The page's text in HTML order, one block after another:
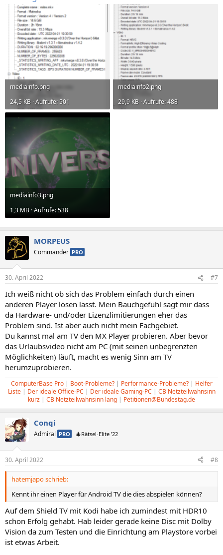
mediainfo.png
24,5 KB · Aufrufe: 501
mediainfo2.png
29,9 KB · Aufrufe: 488
mediainfo3.png
1,3 MB · Aufrufe: 538
MORPEUS
Commander PRO
30. April 2022 #7
Ich weiß nicht ob sich das Problem einfach durch einen
anderen Player lösen lässt. Mein Bauchgefühl sagt mir dass
da Hardware- und/oder Lizenzlimitierungen eher das
Problem sind. Ist aber auch nicht mein Fachgebiet.
Du kannst mal am TV den MX Player probieren. Aber bevor
das Urlaubsvideo nicht am PC (mit seinen unbegrenzten
Möglichkeiten) läuft, macht es wenig Sinn am TV
herumzuprobieren.
ComputerBase Pro| Boot-Probleme?| Performance-Probleme?| Helfer
Liste| Der ideale Office-PC | Der ideale Gaming-PC | CB Netzteilwahnsinn
kurz | CB Netzteilwahnsinn lang | Petitionen@Bundestag.de
Conqi
Admiral PRO 🎄Rätsel-Elite ’22
30. April 2022 #8
hatemjapo schrieb:
Kennt ihr einen Player für Android TV die dies abspielen können?
Auf dem Shield TV mit Kodi habe ich zumindest mit HDR10
schon Erfolg gehabt. Hab leider gerade keine Disc mit Dolby
Vision da zum Testen und die Einrichtung am Playstore vorbei
ist etwas Arbeit.